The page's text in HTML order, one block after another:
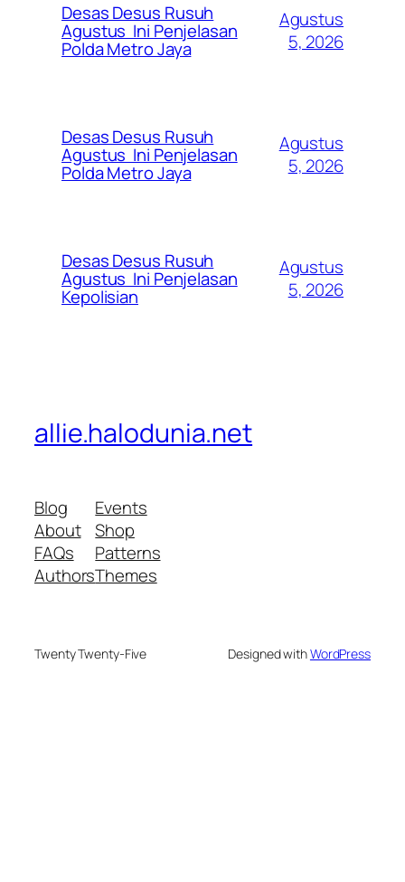
Desas Desus Rusuh
Agustus Ini Penjelasan
Polda Metro Jaya
Agustus
5, 2026
Desas Desus Rusuh
Agustus Ini Penjelasan
Polda Metro Jaya
Agustus
5, 2026
Desas Desus Rusuh
Agustus Ini Penjelasan
Kepolisian
Agustus
5, 2026
allie.halodunia.net
Blog
About
FAQs
Authors
Events
Shop
Patterns
Themes
Twenty Twenty-Five Designed withWordPress